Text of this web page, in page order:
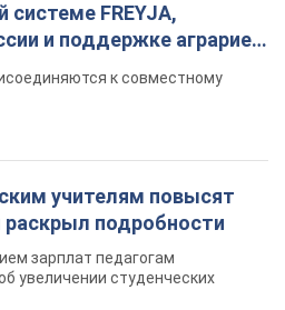
системе FREYJA,
и поддержке аграриев.
к совместному
учителям повысят
подробности
зарплат педагогам
увеличении студенческих